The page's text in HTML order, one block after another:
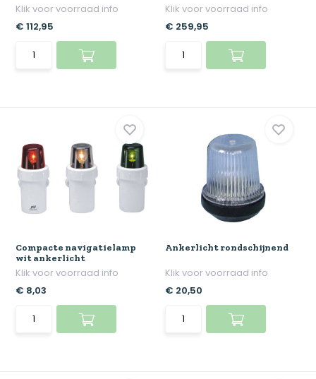
Klik voor voorraad info
€ 112,95
Klik voor voorraad info
€ 259,95
Compacte navigatielamp
wit ankerlicht
Klik voor voorraad info
€ 8,03
Ankerlicht rondschijnend
Klik voor voorraad info
€ 20,50